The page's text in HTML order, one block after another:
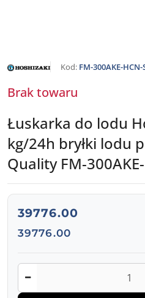
NAZWA
PRODUCENTA:Kod: FM-300AKE-HCN-
Brak towaru
Łuskarka do lodu
kg/24h bryłki lodu
Quality FM-
cena:
39776.00
Cena:
39776.00
Ilość